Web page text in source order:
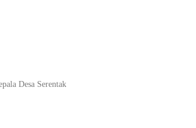
Desa Serentak